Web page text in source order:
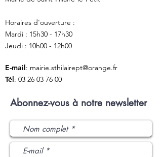
Horaires d'ouverture :
Mardi : 15h30 - 17h30
Jeudi : 10h00 - 12h00
E-mail: mairie.sthilairept@orange.fr
Tél: 03 26 03 76 00
Abonnez-vous à notre newsletter